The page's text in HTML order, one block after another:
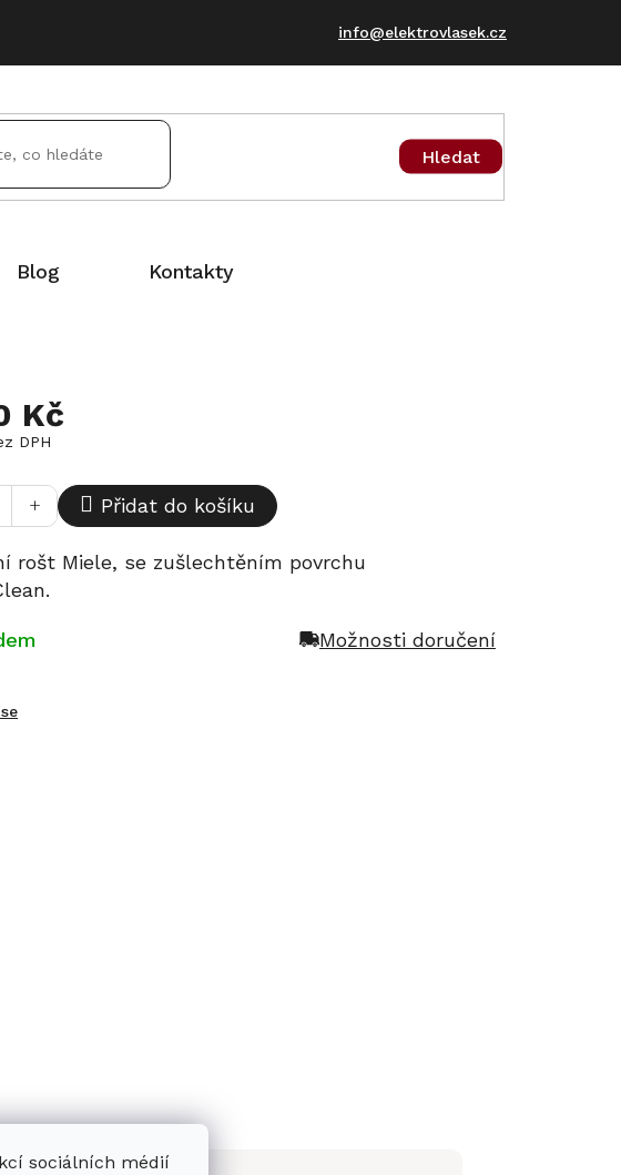
sociálních médií
info@elektrovlasek.cz
Hledat
Blog Kontakty
Kč
DPH
+ Přidat do košíku
rošt Miele, se zušlechtěním povrchu
Možnosti doručení